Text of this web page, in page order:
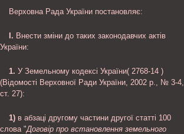
Верховна Рада України постановляє:
I. Внести зміни до таких законодавчих актів
України:
1. У Земельному кодексі України( 2768-14 )
(Відомості Верховної Ради України, 2002 р., № 3-4,
ст. 27):
1) в абзаці другому частини другої статті 100
слова "Договір про встановлення земельного